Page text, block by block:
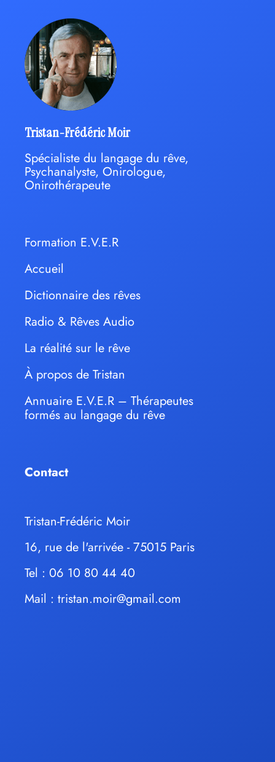
Tristan-Frédéric Moir
Spécialiste du langage du rêve,
Psychanalyste, Onirologue,
Onirothérapeute
Formation E.V.E.R
Accueil
Dictionnaire des rêves
Radio & Rêves Audio
La réalité sur le rêve
À propos de Tristan
Annuaire E.V.E.R – Thérapeutes
formés au langage du rêve
Contact
Tristan-Frédéric Moir
16, rue de l'arrivée - 75015 Paris
Tel : 06 10 80 44 40
Mail : tristan.moir@gmail.com